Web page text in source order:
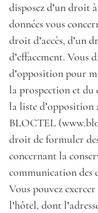
disposez d’un droit
données vous
droit d’accès, d’un
d’effacement. Vous
d’opposition pour
la prospection et
la liste d’opposition
BLOCTEL (
droit de formuler
concernant la
communication des
Vous pouvez
l’hôtel, dont